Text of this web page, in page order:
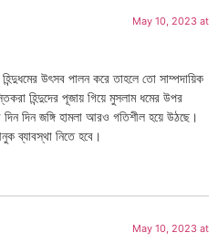
May 10, 2023 at
উৎসব পালন করে তাহলে তো সাম্পদায়িক
হিন্দুদের পূজায় গিয়ে মুসলাম ধমের উপর
দিন জঙ্গি হামলা আরও গতিশীল হয়ে উঠছে।
ব্যাবস্থা নিতে হবে।
May 10, 2023 at